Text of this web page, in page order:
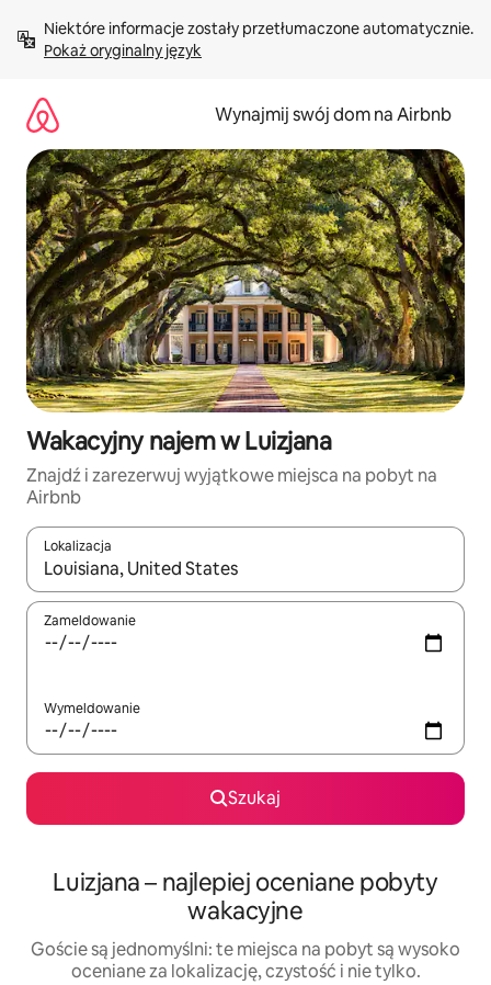
treści Pokaż oryginalny język
Wynajmij swój dom na Airbnb
Wakacyjny najem w Luizjana
Znajdź i zarezerwuj wyjątkowe miejsca na pobyt na
Airbnb
Lokalizacja
Gdy wyniki będą dostępne, możesz poruszać się po nich za
Zameldowanie
Wymeldowanie
Szukaj
Luizjana – najlepiej oceniane pobyty
wakacyjne
Goście są jednomyślni: te miejsca na pobyt są wysoko
oceniane za lokalizację, czystość i nie tylko.